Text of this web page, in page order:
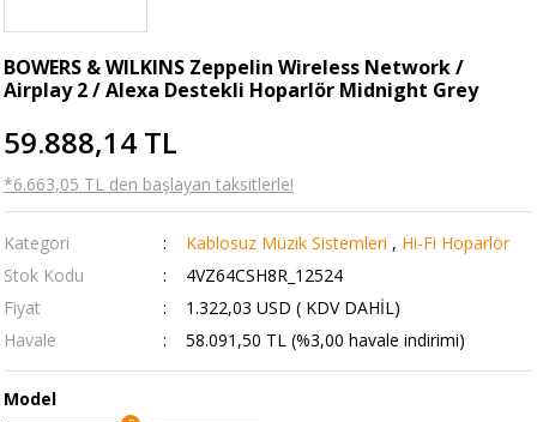
BOWERS & WILKINS Zeppelin Wireless Network /
Airplay 2 / Alexa Destekli Hoparlör Midnight Grey
59.888,14 TL
*6.663,05 TL den başlayan taksitlerle!
Kategori Kablosuz Müzik Sistemleri , Hi-Fi Hoparlör
Stok Kodu
4VZ64CSH8R_12524
Fiyat
1.322,03 USD ( KDV DAHİL)
Havale
58.091,50 TL (%3,00 havale indirimi)
Model